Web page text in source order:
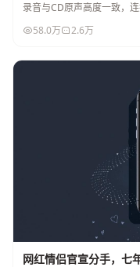
录音与CD原声高度一致，
58.0万
2.6万
网红情侣官宣分手，七